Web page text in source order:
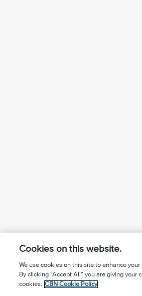
¿Conoces a Jesús?
Seguir Mundo Cristiano
Cookies on this website.
We use cookies on this site to enhance your
By clicking “Accept All” you are giving your
cookies. CBN Cookie Policy